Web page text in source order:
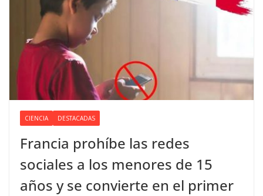
CIENCIA DESTACADAS
Francia prohíbe las redes
sociales a los menores de 15
años y se convierte en el primer